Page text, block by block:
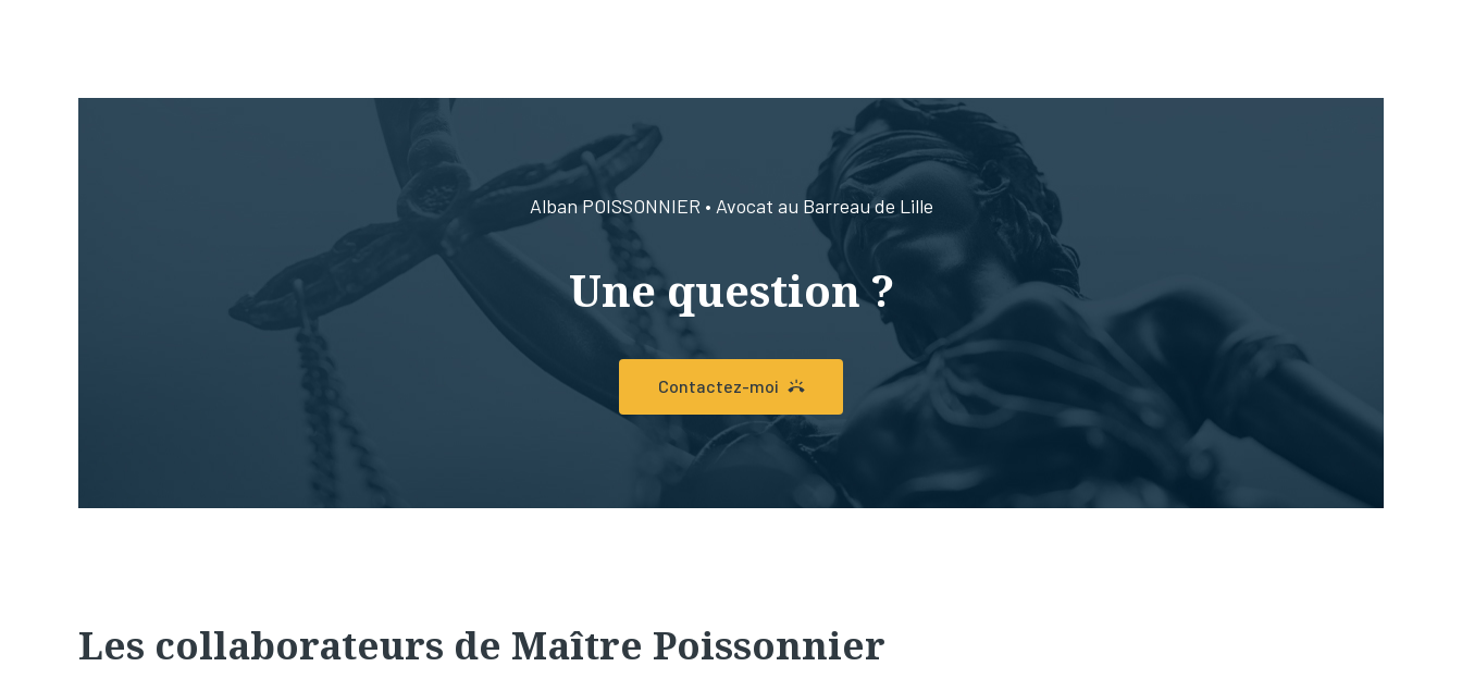
Alban POISSONNIER • Avocat au Barreau de Lille
Une question ?
Contactez-moi
Les collaborateurs de Maître Poissonnier